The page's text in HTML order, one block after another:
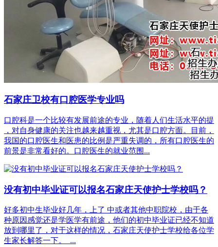
石家庄卫校有口腔医学专业吗
口腔科是一个比较有发展前途的专业，随着人们生活水平的提
，对自身健康的关注也越来越重视，尤其是口腔方面。目前，
我国的口腔医生和医患的比例是严重失调的，所有口腔医生的
前景是非常看好的。口腔医生的就业范围...
没有初中毕业证可以报名石家庄天使护士学校吗？
好多初中生毕业好几年，上了 中或者其他中职院校，由于各
种原因感觉还是学医学有前途，他们的初中毕业证已经不知道
放到哪里了，对于这样的情况，石家庄天使护士学校给各位学
生家长解答一下。 ...